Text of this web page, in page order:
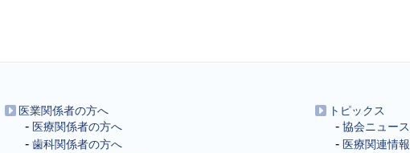
医業関係者の方へ
医療関係者の方へ
歯科関係者の方へ
トピックス
協会ニュース
医療関連情報